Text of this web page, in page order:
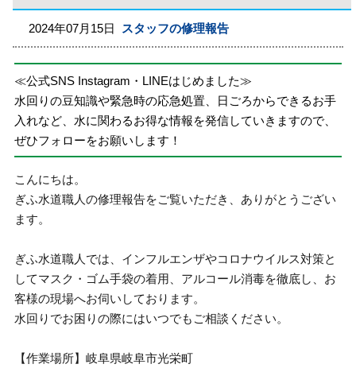
2024年07月15日 スタッフの修理報告
≪公式SNS Instagram・LINEはじめました≫
水回りの豆知識や緊急時の応急処置、日ごろからできるお手
入れなど、水に関わるお得な情報を発信していきますので、
ぜひフォローをお願いします！
こんにちは。
ぎふ水道職人の修理報告をご覧いただき、ありがとうござい
ます。
ぎふ水道職人では、インフルエンザやコロナウイルス対策と
してマスク・ゴム手袋の着用、アルコール消毒を徹底し、お
客様の現場へお伺いしております。
水回りでお困りの際にはいつでもご相談ください。
【作業場所】岐阜県岐阜市光栄町